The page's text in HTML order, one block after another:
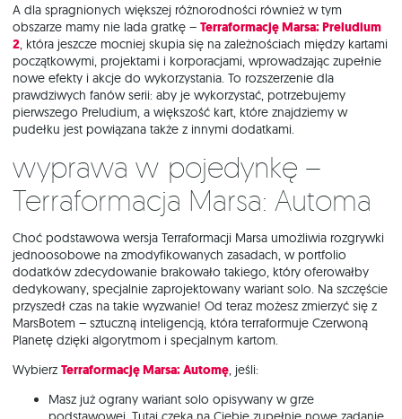
A dla spragnionych większej różnorodności również w tym
obszarze mamy nie lada gratkę – Terraformację Marsa: Preludium
2, która jeszcze mocniej skupia się na zależnościach między kartami
początkowymi, projektami i korporacjami, wprowadzając zupełnie
nowe efekty i akcje do wykorzystania. To rozszerzenie dla
prawdziwych fanów serii: aby je wykorzystać, potrzebujemy
pierwszego Preludium, a większość kart, które znajdziemy w
pudełku jest powiązana także z innymi dodatkami.
Wyprawa w pojedynkę –
Terraformacja Marsa: Automa
Choć podstawowa wersja Terraformacji Marsa umożliwia rozgrywki
jednoosobowe na zmodyfikowanych zasadach, w portfolio
dodatków zdecydowanie brakowało takiego, który oferowałby
dedykowany, specjalnie zaprojektowany wariant solo. Na szczęście
przyszedł czas na takie wyzwanie! Od teraz możesz zmierzyć się z
MarsBotem – sztuczną inteligencją, która terraformuje Czerwoną
Planetę dzięki algorytmom i specjalnym kartom.
Wybierz Terraformację Marsa: Automę, jeśli:
Masz już ograny wariant solo opisywany w grze